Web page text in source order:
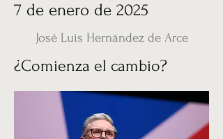
7 de enero de 2025
José Luis Hernández de Arce
¿Comienza el cambio?